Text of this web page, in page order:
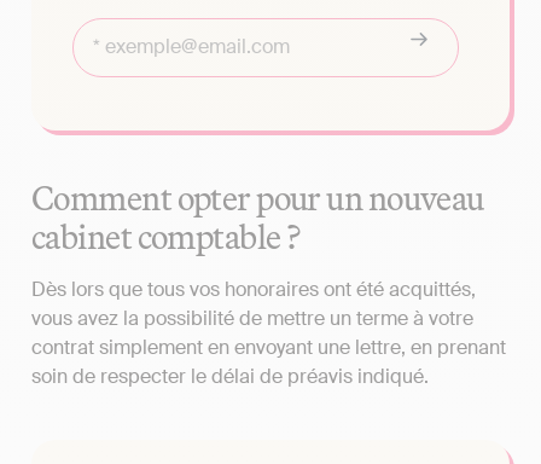
Comment opter pour un nouveau
cabinet comptable ?
Dès lors que tous vos honoraires ont été acquittés,
vous avez la possibilité de mettre un terme à votre
contrat simplement en envoyant une lettre, en prenant
soin de respecter le délai de préavis indiqué.